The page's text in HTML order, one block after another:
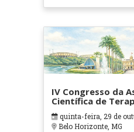
IV Congresso da
Científica de
em Contextos
Cuidados Paliativos
quinta-feira, 29 de
Belo Horizonte, MG